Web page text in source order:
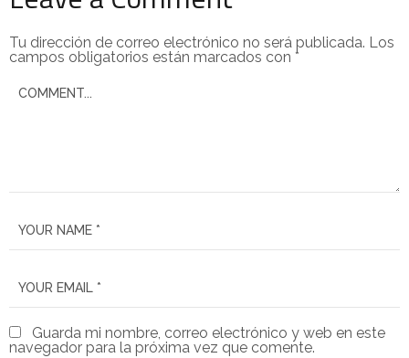
Tu dirección de correo electrónico no será publicada. Los
campos obligatorios están marcados con *
Guarda mi nombre, correo electrónico y web en este
navegador para la próxima vez que comente.